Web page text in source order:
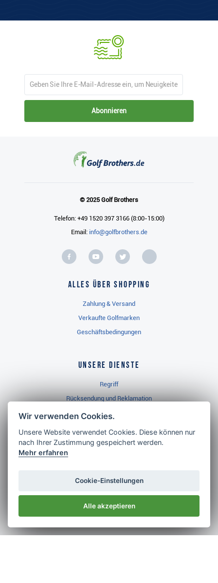
Abonnieren
© 2025 Golf Brothers
Telefon: +49 1520 397 3166 (8:00-15:00)
Email: info@golfbrothers.de
Alles über Shopping
Zahlung & Versand
Verkaufte Golfmarken
Geschäftsbedingungen
Unsere Dienste
Regriff
Rücksendung und Reklamation
Widerrufsbelehrung
Golf Brothers.de
Neuheiten
Impressum
Wir verwenden Cookies.
Unsere Website verwendet Cookies. Diese können nur
nach Ihrer Zustimmung gespeichert werden.
Mehr erfahren
Cookie-Einstellungen
Alle akzeptieren